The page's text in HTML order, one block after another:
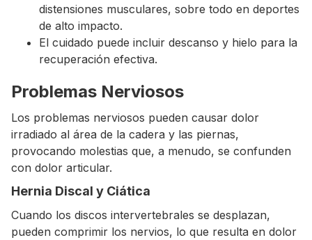
distensiones musculares, sobre todo en deportes
de alto impacto.
El cuidado puede incluir descanso y hielo para la
recuperación efectiva.
Problemas Nerviosos
Los problemas nerviosos pueden causar dolor
irradiado al área de la cadera y las piernas,
provocando molestias que, a menudo, se confunden
con dolor articular.
Hernia Discal y Ciática
Cuando los discos intervertebrales se desplazan,
pueden comprimir los nervios, lo que resulta en dolor